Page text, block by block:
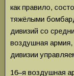
как правило,
тяжёлыми
дивизий со
воздушная армия,
дивизии
16–я воздушная